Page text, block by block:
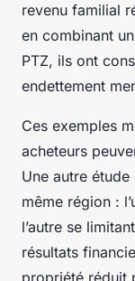
revenu familial
en combinant
PTZ, ils ont
endettement
Ces exemples
acheteurs
Une autre
même région :
l’autre se
résultats